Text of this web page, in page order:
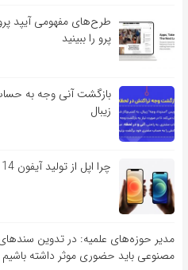
پرو را ببینید
بازگشت آنی وجه به
زیبال
چرا اپل از تولید آیفون 14 مینی منصرف شد؟
مدیر حوزه‌های علمیه: در تدوین
مصنوعی باید حضوری موثر داشته باشیم